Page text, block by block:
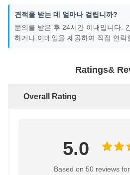
견적을 받는 데 얼마나 걸립니까?
문의를 받은 후 24시간 이내입니다.
하거나 이메일을 제공하여 직접 연락
Ratings&
Overall Rating
5.0
Based on 50 reviews